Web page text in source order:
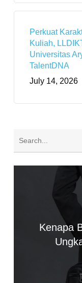
Perkuat
Kuliah,
Universitas
TalentDNA
July 14, 2026
Kenapa